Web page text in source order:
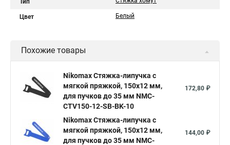
Тип
Цвет Белый
Похожие товары
Nikomax Стяжка-липучка с
мягкой пряжкой, 150х12 мм,
для пучков до 35 мм NMC-
CTV150-12-SB-BK-10
172,80 ₽
Nikomax Стяжка-липучка с
мягкой пряжкой, 150х12 мм,
для пучков до 35 мм NMC-
144,00 ₽